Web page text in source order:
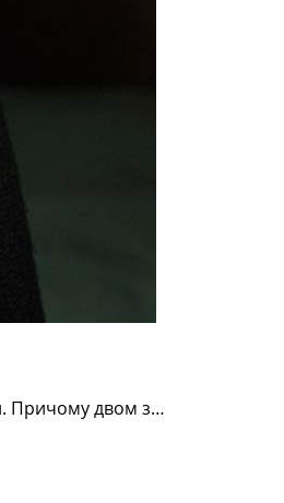
Причому двом з…